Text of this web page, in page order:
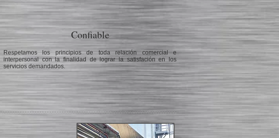
Confiable
Respetamos los principios de toda relación comercial e
interpersonal con la finalidad de lograr la satisfación en los
servicios demandados.